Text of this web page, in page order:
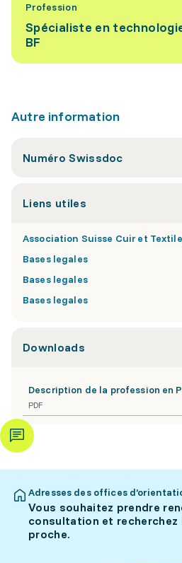
Profession
Spécialiste en
BF
Autre information
Numéro Swissdoc
Liens utiles
Association Suisse Cuir et
Bases legales
Bases legales
Bases legales
Downloads
Description de la profession en
PDF
Adresses des offices
Vous souhaitez prendre
consultation et recherchez
proche.